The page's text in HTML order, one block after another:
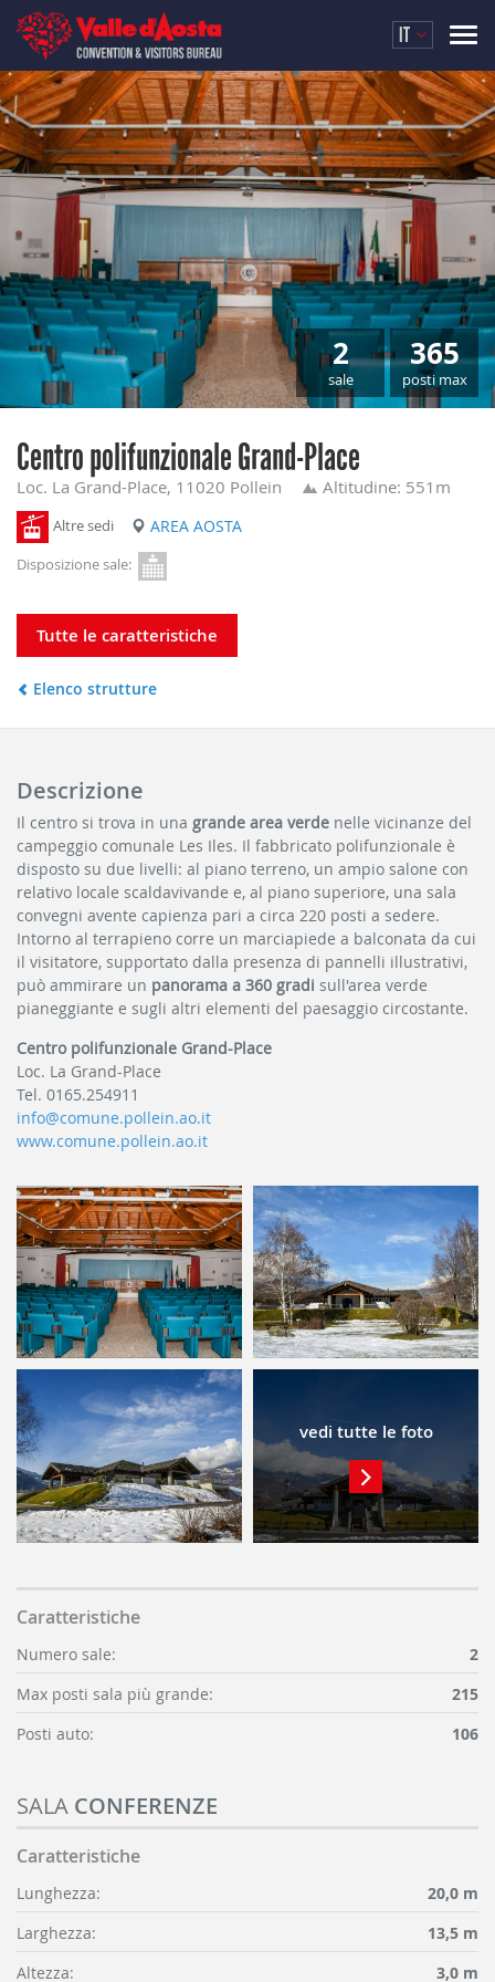
IT
365
posti max
2
sale
Centro polifunzionale Grand-Place
Loc. La Grand-Place, 11020 Pollein Altitudine: 551m
Altre sedi AREA AOSTA
Disposizione sale:
Tutte le caratteristiche
Elenco strutture
Descrizione
Il centro si trova in una grande area verde nelle vicinanze del
campeggio comunale Les Iles. Il fabbricato polifunzionale è
disposto su due livelli: al piano terreno, un ampio salone con
relativo locale scaldavivande e, al piano superiore, una sala
convegni avente capienza pari a circa 220 posti a sedere.
Intorno al terrapieno corre un marciapiede a balconata da cui
il visitatore, supportato dalla presenza di pannelli illustrativi,
può ammirare un panorama a 360 gradi sull'area verde
pianeggiante e sugli altri elementi del paesaggio circostante.
Centro polifunzionale Grand-Place
Loc. La Grand-Place
Tel. 0165.254911
info@comune.pollein.ao.it
www.comune.pollein.ao.it
vedi tutte le foto
Caratteristiche
Numero sale:
2
Max posti sala più grande:
215
Posti auto:
106
SALA CONFERENZE
Caratteristiche
Lunghezza:
20,0 m
Larghezza:
13,5 m
Altezza:
3,0 m